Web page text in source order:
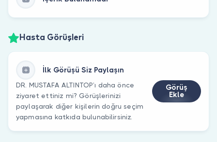
Hasta Görüşleri
İlk Görüşü Siz Paylaşın
DR. MUSTAFA ALTINTOP’ı daha önce
ziyaret ettiniz mi? Görüşlerinizi
paylaşarak diğer kişilerin doğru seçim
yapmasına katkıda bulunabilirsiniz.
Görüş
Ekle